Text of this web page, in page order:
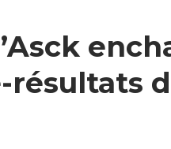
résultats